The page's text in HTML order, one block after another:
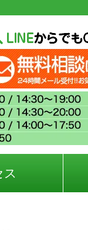
ス